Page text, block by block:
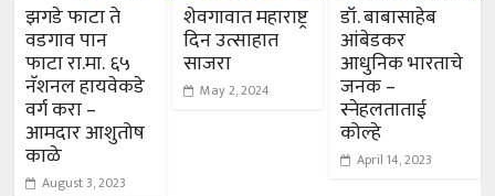
झगडे फाटा ते
वडगाव पान
फाटा रा.मा. ६५
नॅशनल हायवेकडे
वर्ग करा –
आमदार आशुतोष
काळे
August 3, 2023
शेवगावात महाराष्ट्र
दिन उत्साहात
साजरा
May 2, 2024
डॉ. बाबासाहेब
आंबेडकर
आधुनिक भारताचे
जनक –
स्नेहलताताई
कोल्हे
April 14, 2023